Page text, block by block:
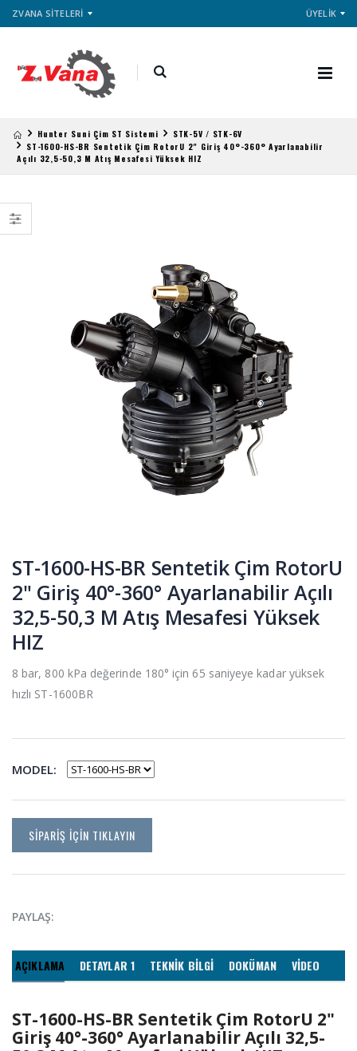
ZVANA SİTELERİ ÜYELİK
Hunter Suni Çim ST Sistemi
STK-5V / STK-6V
ST-1600-HS-BR Sentetik Çim RotorU 2" Giriş 40°-360° Ayarlanabilir
Açılı 32,5-50,3 M Atış Mesafesi Yüksek HIZ
ST-1600-HS-BR Sentetik Çim RotorU
2" Giriş 40°-360° Ayarlanabilir Açılı
32,5-50,3 M Atış Mesafesi Yüksek
HIZ
8 bar, 800 kPa değerinde 180° için 65 saniyeye kadar yüksek
hızlı ST-1600BR
MODEL:
SİPARİŞ İÇİN TIKLAYIN
PAYLAŞ:
AÇIKLAMA DETAYLAR 1 TEKNİK BİLGİ DOKÜMAN VİDEO
ST-1600-HS-BR Sentetik Çim RotorU 2"
Giriş 40°-360° Ayarlanabilir Açılı 32,5-